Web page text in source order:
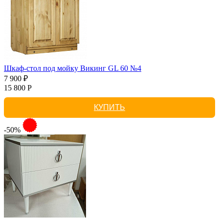
Шкаф-стол под мойку Викинг GL 60 №4
7 900 ₽
15 800 Р
КУПИТЬ
-50%